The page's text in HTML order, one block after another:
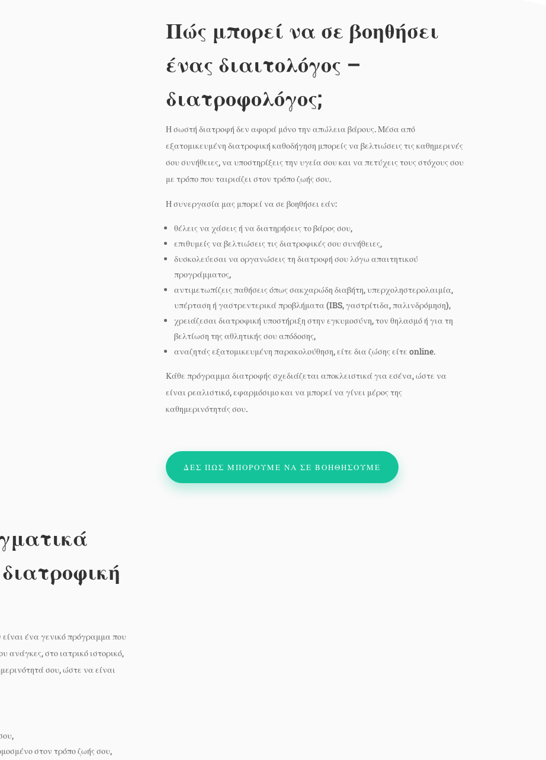
Πώς μπορεί να σε βοηθήσει
ένας διαιτολόγος –
διατροφολόγος;
Η σωστή διατροφή δεν αφορά μόνο την απώλεια βάρους. Μέσα από
εξατομικευμένη διατροφική καθοδήγηση μπορείς να βελτιώσεις τις καθημερινές
σου συνήθειες, να υποστηρίξεις την υγεία σου και να πετύχεις τους στόχους σου
με τρόπο που ταιριάζει στον τρόπο ζωής σου.
Η συνεργασία μας μπορεί να σε βοηθήσει εάν:
θέλεις να χάσεις ή να διατηρήσεις το βάρος σου,
επιθυμείς να βελτιώσεις τις διατροφικές σου συνήθειες,
δυσκολεύεσαι να οργανώσεις τη διατροφή σου λόγω απαιτητικού
προγράμματος,
αντιμετωπίζεις παθήσεις όπως σακχαρώδη διαβήτη, υπερχοληστερολαιμία,
υπέρταση ή γαστρεντερικά προβλήματα (IBS, γαστρίτιδα, παλινδρόμηση),
χρειάζεσαι διατροφική υποστήριξη στην εγκυμοσύνη, τον θηλασμό ή για τη
βελτίωση της αθλητικής σου απόδοσης,
αναζητάς εξατομικευμένη παρακολούθηση, είτε δια ζώσης είτε online.
Κάθε πρόγραμμα διατροφής σχεδιάζεται αποκλειστικά για εσένα, ώστε να
είναι ρεαλιστικό, εφαρμόσιμο και να μπορεί να γίνει μέρος της
καθημερινότητάς σου.
ΔΕΣ ΠΩΣ ΜΠΟΡΟΥΜΕ ΝΑ ΣΕ ΒΟΗΘΗΣΟΥΜΕ
είναι ένα γενικό πρόγραμμα που
ανάγκες, στο ιατρικό ιστορικό,
σου, ώστε να είναι
στον τρόπο ζωής σου,